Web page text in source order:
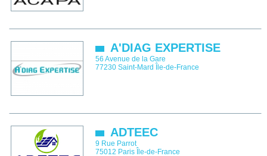
A'DIAG EXPERTISE
56 Avenue de la Gare
77230 Saint-Mard Île-de-France
ADTEEC
9 Rue Parrot
75012 Paris Île-de-France